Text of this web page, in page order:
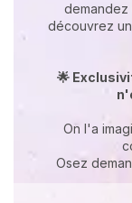
découvrez
🌟
On l'a
Osez